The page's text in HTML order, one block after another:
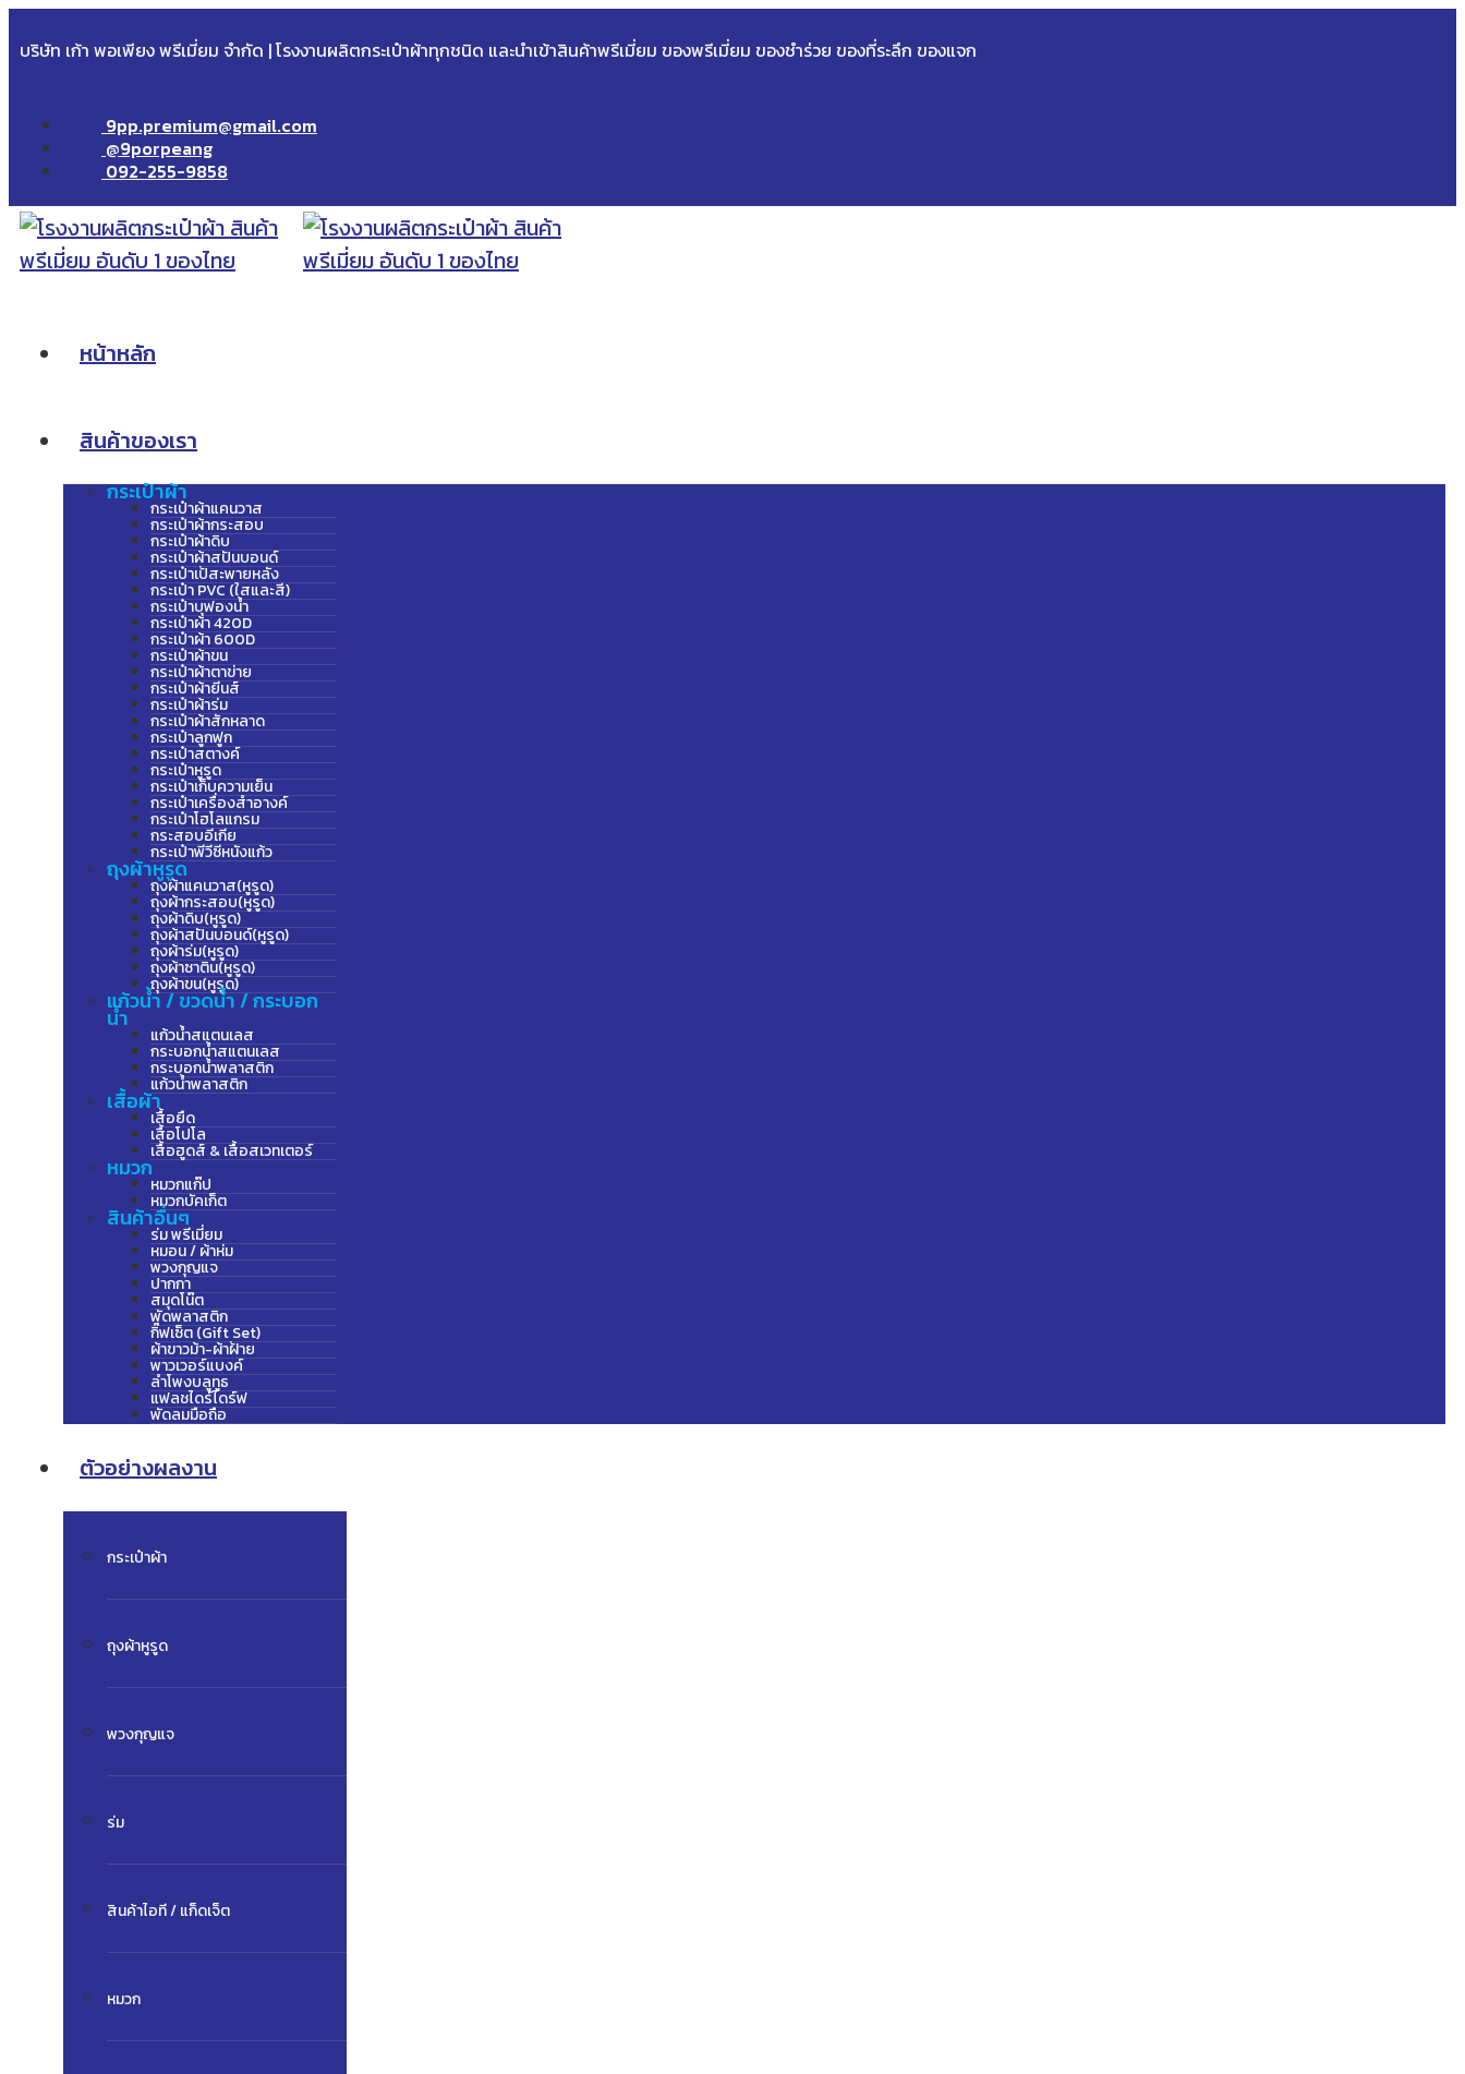
บริษัท เก้า พอเพียง พรีเมี่ยม จำกัด | โรงงานผลิตกระเป๋าผ้าทุกชนิด และนำเข้าสินค้าพรีเมี่ยม ของพรีเมี่ยม ของชำร่วย ของที่ระลึก ของแจก
9pp.premium@gmail.com
@9porpeang
092-255-9858
หน้าหลัก
สินค้าของเรา
กระเป๋าผ้า
กระเป๋าผ้าแคนวาส
กระเป๋าผ้ากระสอบ
กระเป๋าผ้าดิบ
กระเป๋าผ้าสปันบอนด์
กระเป๋าเป้สะพายหลัง
กระเป๋า PVC (ใสและสี)
กระเป๋าบุฟองน้ำ
กระเป๋าผ้า 420D
กระเป๋าผ้า 600D
กระเป๋าผ้าขน
กระเป๋าผ้าตาข่าย
กระเป๋าผ้ายีนส์
กระเป๋าผ้าร่ม
กระเป๋าผ้าสักหลาด
กระเป๋าลูกฟูก
กระเป๋าสตางค์
กระเป๋าหูรูด
กระเป๋าเก็บความเย็น
กระเป๋าเครื่องสำอางค์
กระเป๋าโฮโลแกรม
กระสอบอีเกีย
กระเป๋าพีวีซีหนังแก้ว
ถุงผ้าหูรูด
ถุงผ้าแคนวาส(หูรูด)
ถุงผ้ากระสอบ(หูรูด)
ถุงผ้าดิบ(หูรูด)
ถุงผ้าสปันบอนด์(หูรูด)
ถุงผ้าร่ม(หูรูด)
ถุงผ้าซาติน(หูรูด)
ถุงผ้าขน(หูรูด)
แก้วน้ำ / ขวดน้ำ / กระบอก
น้ำ
แก้วน้ำสแตนเลส
กระบอกน้ำสแตนเลส
กระบอกน้ำพลาสติก
แก้วน้ำพลาสติก
เสื้อผ้า
เสื้อยืด
เสื้อโปโล
เสื้อฮูดส์ & เสื้อสเวทเตอร์
หมวก
หมวกแก๊ป
หมวกบัคเก็ต
สินค้าอื่นๆ
ร่ม พรีเมี่ยม
หมอน / ผ้าห่ม
พวงกุญแจ
ปากกา
สมุดโน๊ต
พัดพลาสติก
กิ๊ฟเซ็ต (Gift Set)
ผ้าขาวม้า-ผ้าฝ้าย
พาวเวอร์แบงค์
ลำโพงบลูทูธ
แฟลชไดร์ไดร์ฟ
พัดลมมือถือ
ตัวอย่างผลงาน
กระเป๋าผ้า
ถุงผ้าหูรูด
พวงกุญแจ
ร่ม
สินค้าไอที / แก็ดเจ็ต
หมวก